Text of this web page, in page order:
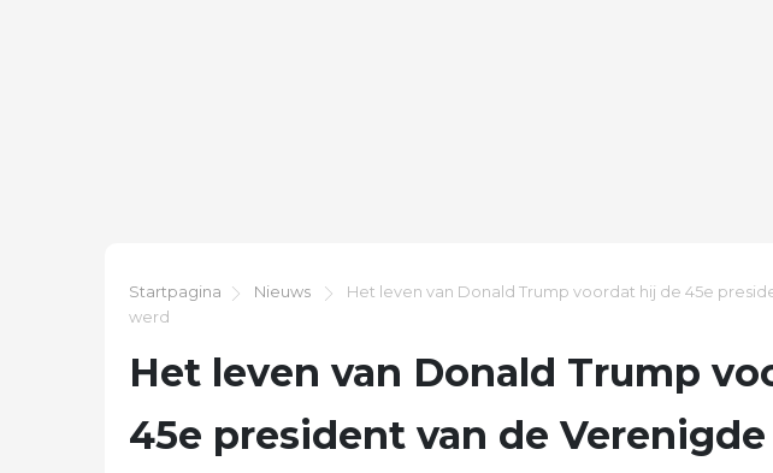
Startpagina Nieuws
Het leven van Donald Trump voordat hij de 45e
werd
Het leven van Donald Trump
45e president van de